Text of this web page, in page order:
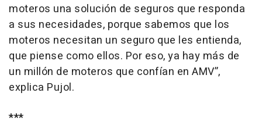
moteros una solución de seguros que responda
a sus necesidades, porque sabemos que los
moteros necesitan un seguro que les entienda,
que piense como ellos. Por eso, ya hay más de
un millón de moteros que confían en AMV”,
explica Pujol.
***